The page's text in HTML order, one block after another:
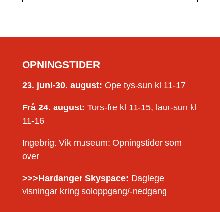
OPNINGSTIDER
23. juni-30. august: Ope tys-sun kl 11-17
Frå 24. august: Tors-fre kl 11-15, laur-sun kl
11-16
Ingebrigt Vik museum: Opningstider som
over
>>>Hardanger Skyspace: Daglege
visningar kring soloppgang/-nedgang